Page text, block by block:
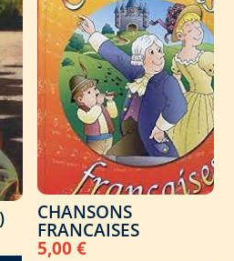
CHANSONS
FRANCAISES
5,00€